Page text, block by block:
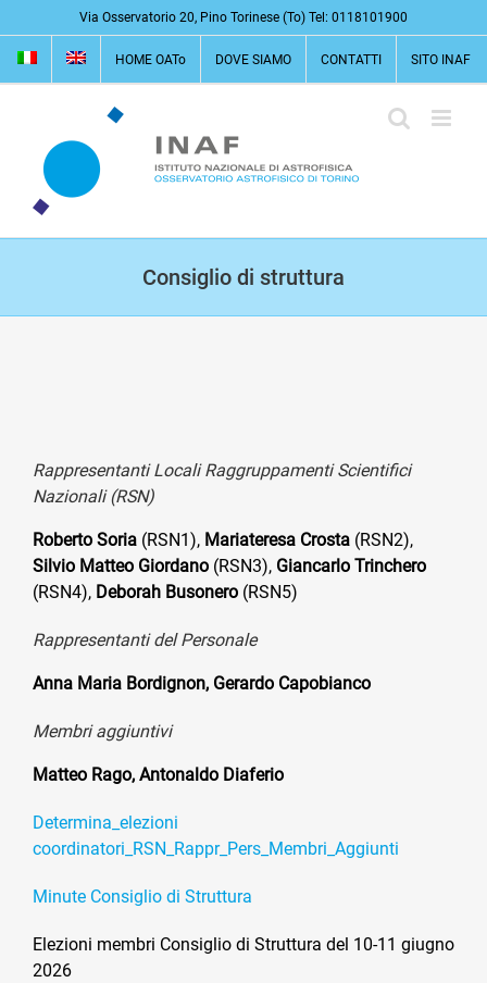
al
contenuto
Via Osservatorio 20, Pino Torinese (To) Tel: 0118101900
HOME OATo DOVE SIAMO CONTATTI SITO INAF
Consiglio di struttura
Rappresentanti Locali Raggruppamenti Scientifici
Nazionali (RSN)
Roberto Soria (RSN1), Mariateresa Crosta (RSN2),
Silvio Matteo Giordano (RSN3), Giancarlo Trinchero
(RSN4), Deborah Busonero (RSN5)
Rappresentanti del Personale
Anna Maria Bordignon, Gerardo Capobianco
Membri aggiuntivi
Matteo Rago, Antonaldo Diaferio
Determina_elezioni
coordinatori_RSN_Rappr_Pers_Membri_Aggiunti
Minute Consiglio di Struttura
Elezioni membri Consiglio di Struttura del 10-11 giugno
2026